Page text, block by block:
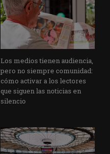
Los medios tienen audiencia,
pero no siempre comunidad:
cómo activar a los lectores
que siguen las noticias en
silencio